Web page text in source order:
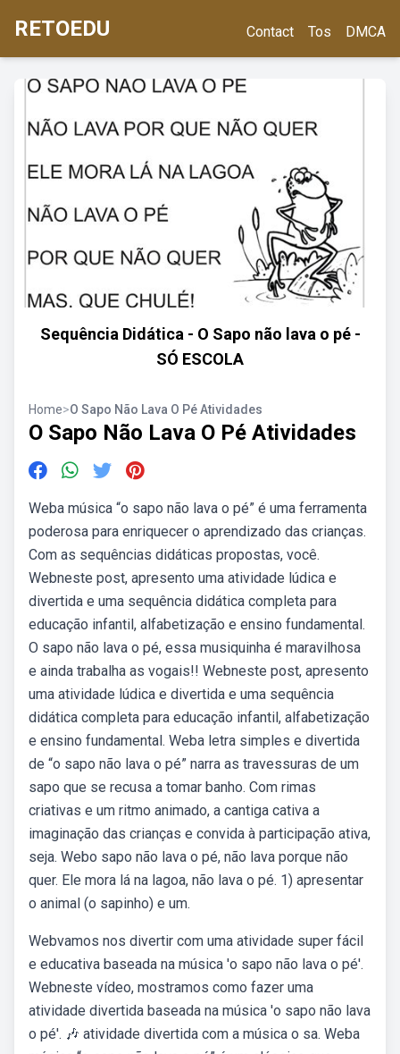
RETOEDU Contact Tos DMCA
Sequência Didática - O Sapo não lava o pé -
SÓ ESCOLA
Home>O Sapo Não Lava O Pé Atividades
O Sapo Não Lava O Pé Atividades
Weba música “o sapo não lava o pé” é uma ferramenta
poderosa para enriquecer o aprendizado das crianças.
Com as sequências didáticas propostas, você.
Webneste post, apresento uma atividade lúdica e
divertida e uma sequência didática completa para
educação infantil, alfabetização e ensino fundamental.
O sapo não lava o pé, essa musiquinha é maravilhosa
e ainda trabalha as vogais!! Webneste post, apresento
uma atividade lúdica e divertida e uma sequência
didática completa para educação infantil, alfabetização
e ensino fundamental. Weba letra simples e divertida
de “o sapo não lava o pé” narra as travessuras de um
sapo que se recusa a tomar banho. Com rimas
criativas e um ritmo animado, a cantiga cativa a
imaginação das crianças e convida à participação ativa,
seja. Webo sapo não lava o pé, não lava porque não
quer. Ele mora lá na lagoa, não lava o pé. 1) apresentar
o animal (o sapinho) e um.
Webvamos nos divertir com uma atividade super fácil
e educativa baseada na música 'o sapo não lava o pé'.
Webneste vídeo, mostramos como fazer uma
atividade divertida baseada na música 'o sapo não lava
o pé'. 🎶 atividade divertida com a música o sa. Weba